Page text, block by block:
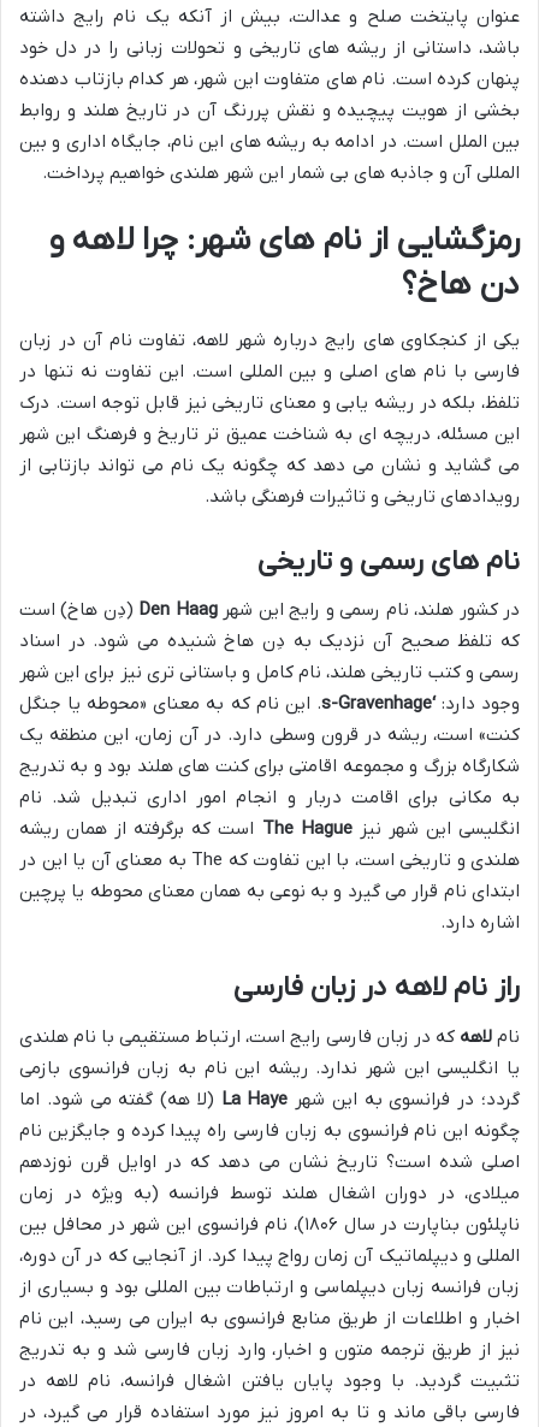
عنوان پایتخت صلح و عدالت، بیش از آنکه یک نام رایج داشته
باشد، داستانی از ریشه های تاریخی و تحولات زبانی را در دل خود
پنهان کرده است. نام های متفاوت این شهر، هر کدام بازتاب دهنده
بخشی از هویت پیچیده و نقش پررنگ آن در تاریخ هلند و روابط
بین الملل است. در ادامه به ریشه های این نام، جایگاه اداری و بین
المللی آن و جاذبه های بی شمار این شهر هلندی خواهیم پرداخت.
رمزگشایی از نام های شهر: چرالاهه و
دن هاخ؟
یکی از کنجکاوی های رایج درباره شهر لاهه، تفاوت نام آن در زبان
فارسی با نام های اصلی و بین المللی است. این تفاوت نه تنها در
تلفظ، بلکه در ریشه یابی و معنای تاریخی نیز قابل توجه است. درک
این مسئله، دریچه ای به شناخت عمیق تر تاریخ و فرهنگ این شهر
می گشاید و نشان می دهد که چگونه یک نام می تواند بازتابی از
رویدادهای تاریخی و تاثیرات فرهنگی باشد.
نام های رسمی و تاریخی
در کشور هلند، نام رسمی و رایج این شهرDen Haag (دِن هاخ) است
که تلفظ صحیح آن نزدیک به دِن هاخ شنیده می شود. در اسناد
رسمی و کتب تاریخی هلند، نام کامل و باستانی تری نیز برای این شهر
وجود دارد:‘s-Gravenhage
. این نام که به معنای «محوطه یا جنگل
کنت» است، ریشه در قرون وسطی دارد. در آن زمان، این منطقه یک
شکارگاه بزرگ و مجموعه اقامتی برای کنت های هلند بود و به تدریج
به مکانی برای اقامت دربار و انجام امور اداری تبدیل شد. نام
انگلیسی این شهر نیزThe Hague است که برگرفته از همان ریشه
هلندی و تاریخی است، با این تفاوت که The به معنای آن یا این در
ابتدای نام قرار می گیرد و به نوعی به همان معنای محوطه یا پرچین
اشاره دارد.
راز نام لاهه در زبان فارسی
نام لاهه که در زبان فارسی رایج است، ارتباط مستقیمی با نام هلندی
یا انگلیسی این شهر ندارد. ریشه این نام به زبان فرانسوی بازمی
گردد؛ در فرانسوی به این شهر La Haye (لا هه) گفته می شود. اما
چگونه این نام فرانسوی به زبان فارسی راه پیدا کرده و جایگزین نام
اصلی شده است؟ تاریخ نشان می دهد که در اوایل قرن نوزدهم
میلادی، در دوران اشغال هلند توسط فرانسه (به ویژه در زمان
ناپلئون بناپارت در سال ۱۸۰۶)، نام فرانسوی این شهر در محافل بین
المللی و دیپلماتیک آن زمان رواج پیدا کرد. از آنجایی که در آن دوره،
زبان فرانسه زبان دیپلماسی و ارتباطات بین المللی بود و بسیاری از
اخبار و اطلاعات از طریق منابع فرانسوی به ایران می رسید، این نام
نیز از طریق ترجمه متون و اخبار، وارد زبان فارسی شد و به تدریج
تثبیت گردید. با وجود پایان یافتن اشغال فرانسه، نام لاهه در
فارسی باقی ماند و تا به امروز نیز مورد استفاده قرار می گیرد، در